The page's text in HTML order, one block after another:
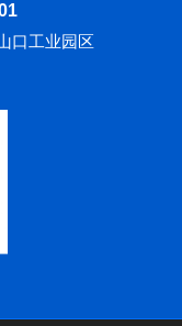
口工业园区